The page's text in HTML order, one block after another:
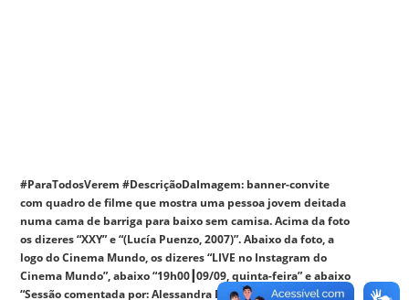
#ParaTodosVerem #DescriçãoDaImagem: banner-convite
com quadro de filme que mostra uma pessoa jovem deitada
numa cama de barriga para baixo sem camisa. Acima da foto
os dizeres “XXY” e “(Lucía Puenzo, 2007)”. Abaixo da foto, a
logo do Cinema Mundo, os dizeres “LIVE no Instagram do
Cinema Mundo”, abaixo “19h00┃09/09, quinta-feira” e abaixo
“Sessão comentada por: Alessandra Boos, Alexandre Cunha,